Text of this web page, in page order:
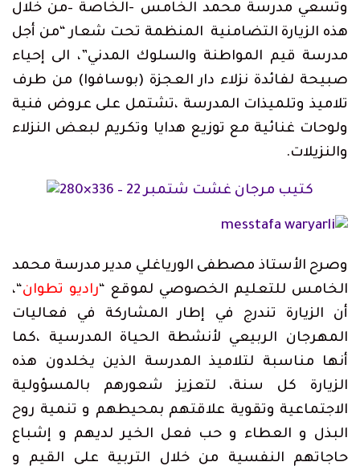
وتسعي مدرسة محمد الخامس -الخاصة –من خلال
هذه الزيارة التضامنية المنظمة تحت شعار “من أجل
مدرسة قيم المواطنة والسلوك المدني”، الى إحياء
صبيحة لفائدة نزلاء دار العجزة (بوسافوا) من طرف
تلاميذ وتلميذات المدرسة ،تشتمل على عروض فنية
ولوحات غنائية مع توزيع هدايا وتكريم لبعض النزلاء
والنزيلات.
وصرح الأستاذ مصطفى الورياغلي مدير مدرسة محمد
الخامس للتعليم الخصوصي لموقع “راديو تطوان“،
أن الزيارة تندرج في إطار المشاركة في فعاليات
المهرجان الربيعي لأنشطة الحياة المدرسية ،كما
أنها مناسبة لتلاميذ المدرسة الذين يخلدون هذه
الزيارة كل سنة، لتعزيز شعورهم بالمسؤولية
الاجتماعية وتقوية علاقتهم بمحيطهم و تنمية روح
البذل و العطاء و حب فعل الخير لديهم و إشباع
حاجاتهم النفسية من خلال التربية على القيم و